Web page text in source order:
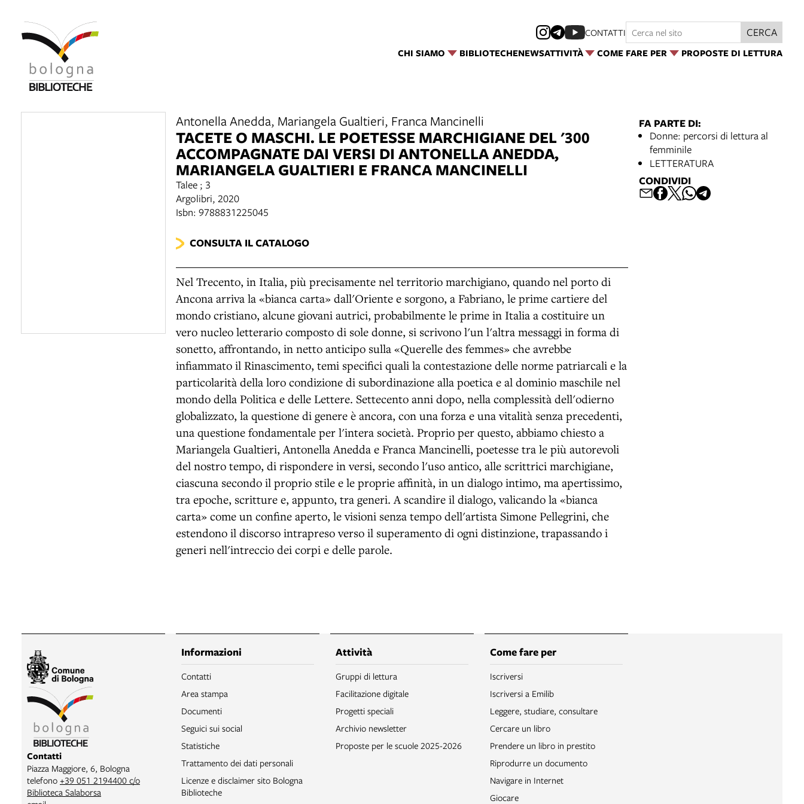
CHI SIAMO BIBLIOTECHENEWSATTIVITÀ COME FARE PER PROPOSTE DI LETTURA
CONTATTI CERCA
Antonella Anedda, Mariangela Gualtieri, Franca Mancinelli
TACETE O MASCHI. LE POETESSE MARCHIGIANE DEL '300
ACCOMPAGNATE DAI VERSI DI ANTONELLA ANEDDA,
MARIANGELA GUALTIERI E FRANCA MANCINELLI
Talee ; 3
Argolibri, 2020
Isbn: 9788831225045
CONSULTA IL CATALOGO
Nel Trecento, in Italia, più precisamente nel territorio marchigiano, quando nel porto di
Ancona arriva la «bianca carta» dall'Oriente e sorgono, a Fabriano, le prime cartiere del
mondo cristiano, alcune giovani autrici, probabilmente le prime in Italia a costituire un
vero nucleo letterario composto di sole donne, si scrivono l'un l'altra messaggi in forma di
sonetto, affrontando, in netto anticipo sulla «Querelle des femmes» che avrebbe
infiammato il Rinascimento, temi specifici quali la contestazione delle norme patriarcali e la
particolarità della loro condizione di subordinazione alla poetica e al dominio maschile nel
mondo della Politica e delle Lettere. Settecento anni dopo, nella complessità dell'odierno
globalizzato, la questione di genere è ancora, con una forza e una vitalità senza precedenti,
una questione fondamentale per l'intera società. Proprio per questo, abbiamo chiesto a
Mariangela Gualtieri, Antonella Anedda e Franca Mancinelli, poetesse tra le più autorevoli
del nostro tempo, di rispondere in versi, secondo l'uso antico, alle scrittrici marchigiane,
ciascuna secondo il proprio stile e le proprie affinità, in un dialogo intimo, ma apertissimo,
tra epoche, scritture e, appunto, tra generi. A scandire il dialogo, valicando la «bianca
carta» come un confine aperto, le visioni senza tempo dell'artista Simone Pellegrini, che
estendono il discorso intrapreso verso il superamento di ogni distinzione, trapassando i
generi nell'intreccio dei corpi e delle parole.
FA PARTE DI:
Donne: percorsi di lettura al
femminile
LETTERATURA
CONDIVIDI
Contatti
Piazza Maggiore, 6, Bologna
telefono +39 051 2194400 c/o
Biblioteca Salaborsa
Informazioni
Contatti
Area stampa
Documenti
Seguici sui social
Statistiche
Trattamento dei dati personali
Licenze e disclaimer sito Bologna
Biblioteche
Attività
Gruppi di lettura
Facilitazione digitale
Progetti speciali
Archivio newsletter
Proposte per le scuole 2025-2026
Come fare per
Iscriversi
Iscriversi a Emilib
Leggere, studiare, consultare
Cercare un libro
Prendere un libro in prestito
Riprodurre un documento
Navigare in Internet
Giocare